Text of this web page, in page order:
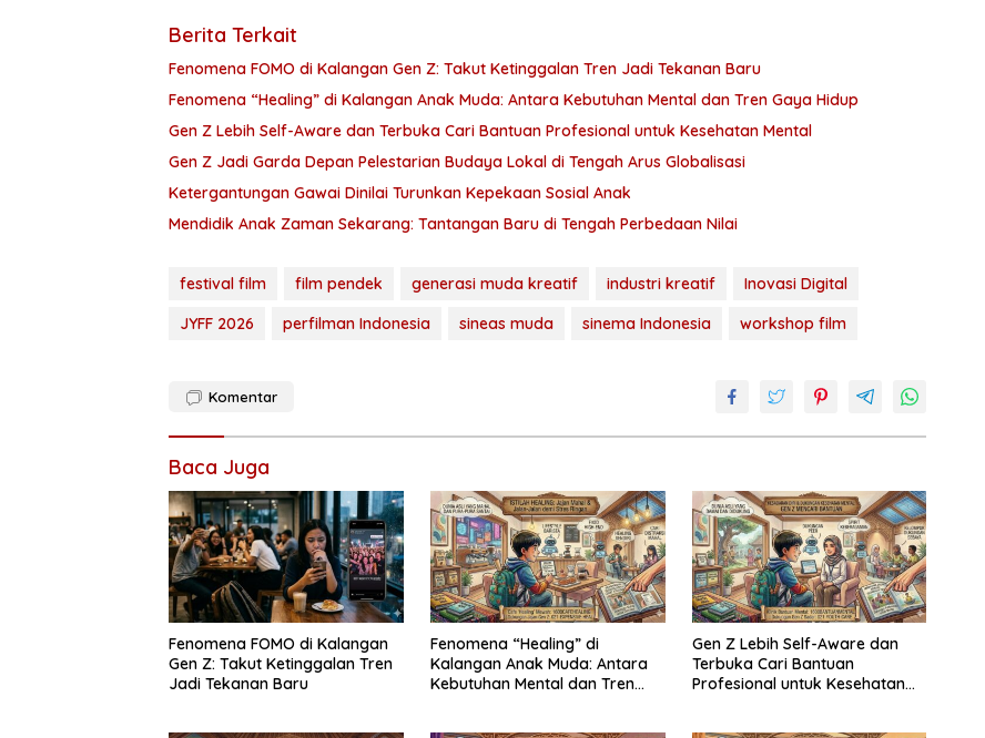
Berita Terkait
Fenomena FOMO di Kalangan Gen Z: Takut Ketinggalan Tren Jadi Tekanan Baru
Fenomena “Healing” di Kalangan Anak Muda: Antara Kebutuhan Mental dan Tren Gaya Hidup
Gen Z Lebih Self-Aware dan Terbuka Cari Bantuan Profesional untuk Kesehatan Mental
Gen Z Jadi Garda Depan Pelestarian Budaya Lokal di Tengah Arus Globalisasi
Ketergantungan Gawai Dinilai Turunkan Kepekaan Sosial Anak
Mendidik Anak Zaman Sekarang: Tantangan Baru di Tengah Perbedaan Nilai
festival film film pendek generasi muda kreatif industri kreatif
Inovasi Digital
JYFF 2026
perfilman Indonesia sineas muda sinema Indonesia workshop film
Komentar
Baca Juga
Fenomena FOMO di Kalangan
Gen Z: Takut Ketinggalan Tren
Jadi Tekanan Baru
Fenomena “Healing” di
Kalangan Anak Muda: Antara
Kebutuhan Mental dan Tren
Gen Z Lebih Self-Aware dan
Terbuka Cari Bantuan
Profesional untuk Kesehatan